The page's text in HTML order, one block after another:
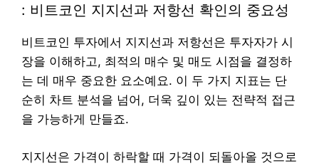
: 비트코인 지지선과 저항선 확인의 중요성
비트코인 투자에서 지지선과 저항선은 투자자가 시
장을 이해하고, 최적의 매수 및 매도 시점을 결정하
는 데 매우 중요한 요소예요. 이 두 가지 지표는 단
순히 차트 분석을 넘어, 더욱 깊이 있는 전략적 접근
을 가능하게 만들죠.
지지선은 가격이 하락할 때 가격이 되돌아올 것으로